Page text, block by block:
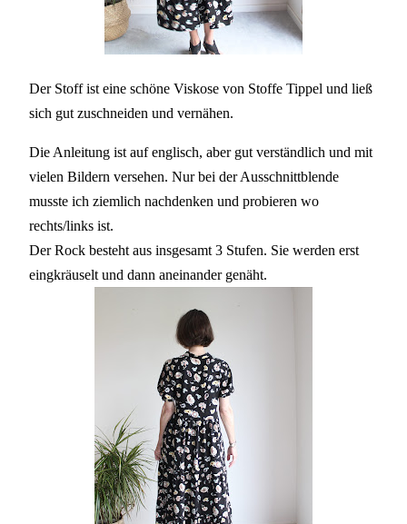
Der Stoff ist eine schöne Viskose von Stoffe Tippel und ließ
sich gut zuschneiden und vernähen.
Die Anleitung ist auf englisch, aber gut verständlich und mit
vielen Bildern versehen. Nur bei der Ausschnittblende
musste ich ziemlich nachdenken und probieren wo
rechts/links ist.
Der Rock besteht aus insgesamt 3 Stufen. Sie werden erst
eingkräuselt und dann aneinander genäht.